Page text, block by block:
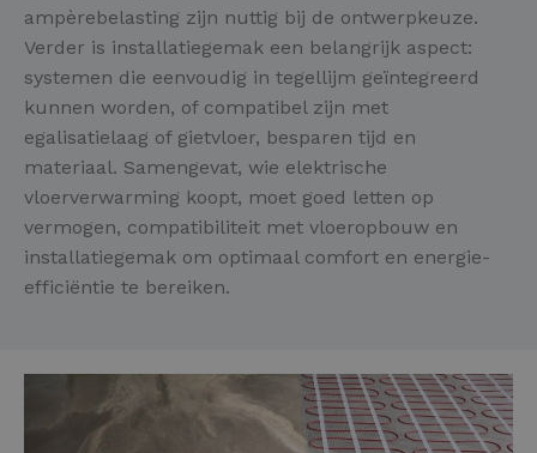
ampèrebelasting zijn nuttig bij de ontwerpkeuze.
Verder is installatiegemak een belangrijk aspect:
systemen die eenvoudig in tegellijm geïntegreerd
kunnen worden, of compatibel zijn met
egalisatielaag of gietvloer, besparen tijd en
materiaal. Samengevat, wie elektrische
vloerverwarming koopt, moet goed letten op
vermogen, compatibiliteit met vloeropbouw en
installatiegemak om optimaal comfort en energie-
efficiëntie te bereiken.